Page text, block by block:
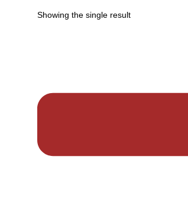
Showing the single result